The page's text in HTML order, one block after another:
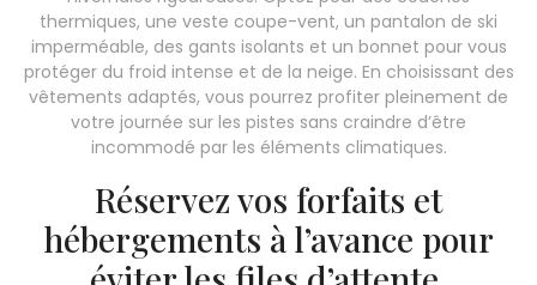
thermiques, une veste coupe-vent, un pantalon de ski
imperméable, des gants isolants et un bonnet pour vous
protéger du froid intense et de la neige. En choisissant des
vêtements adaptés, vous pourrez profiter pleinement de
votre journée sur les pistes sans craindre d’être
incommodé par les éléments climatiques.
Réservez vos forfaits et
hébergements à l’avance pour